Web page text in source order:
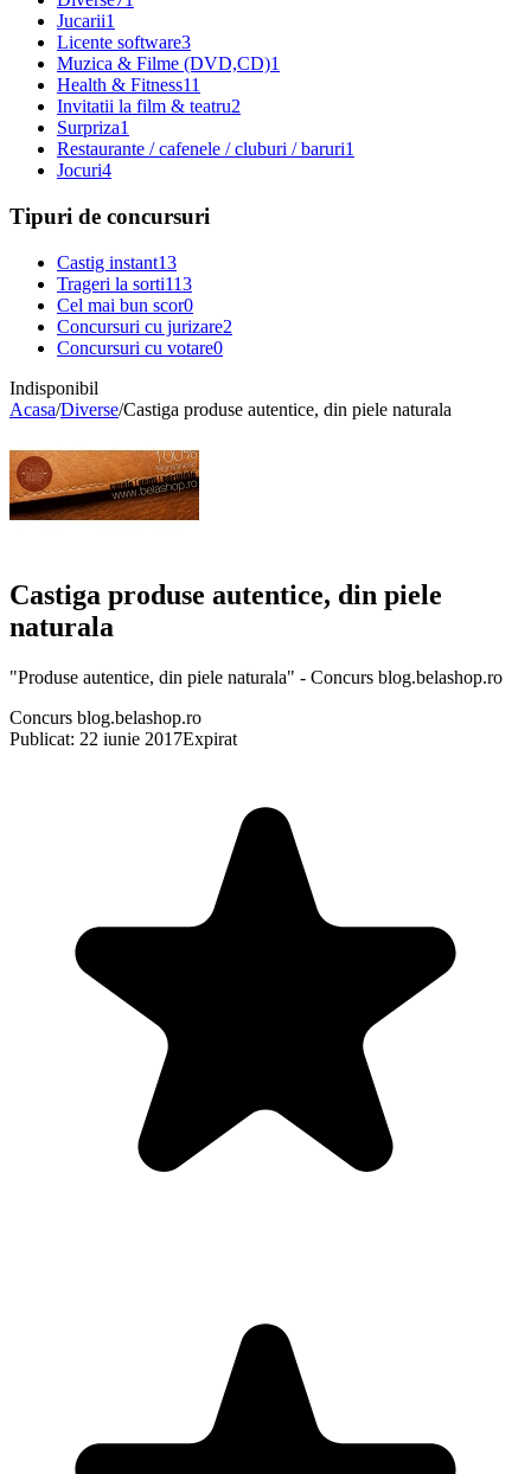
Jucarii1
Licente software3
Muzica & Filme (DVD,CD)1
Health & Fitness11
Invitatii la film & teatru2
Surpriza1
Restaurante / cafenele / cluburi / baruri1
Jocuri4
Tipuri de concursuri
Castig instant13
Trageri la sorti113
Cel mai bun scor0
Concursuri cu jurizare2
Concursuri cu votare0
Indisponibil
Acasa/Diverse/Castiga produse autentice, din piele naturala
Castiga produse autentice, din piele
naturala
"Produse autentice, din piele naturala" - Concurs blog.belashop.ro
Concurs blog.belashop.ro
Publicat: 22 iunie 2017Expirat